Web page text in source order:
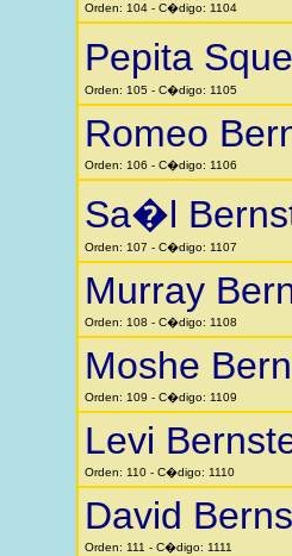
Orden: 104 - C�digo: 1104
Pepita
Orden: 105 - C�digo: 1105
Romeo
Orden: 106 - C�digo: 1106
Sa�l
Orden: 107 - C�digo: 1107
Murray
Orden: 108 - C�digo: 1108
Moshe
Orden: 109 - C�digo: 1109
Levi
Orden: 110 - C�digo: 1110
David
Orden: 111 - C�digo: 1111